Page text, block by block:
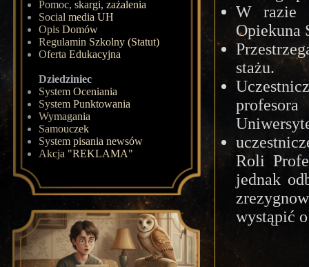
Pomoc, skargi, zażalenia
Social media UH
Opis Domów
Regulamin Szkolny (Statut)
Oferta Edukacyjna
Dziedziniec
System Oceniania
System Punktowania
Wymagania
Samouczek
System pisania newsów
Akcja "REKLAMA"
W razie
Opiekuna
stażu.
Roli
jednak
wystąpić